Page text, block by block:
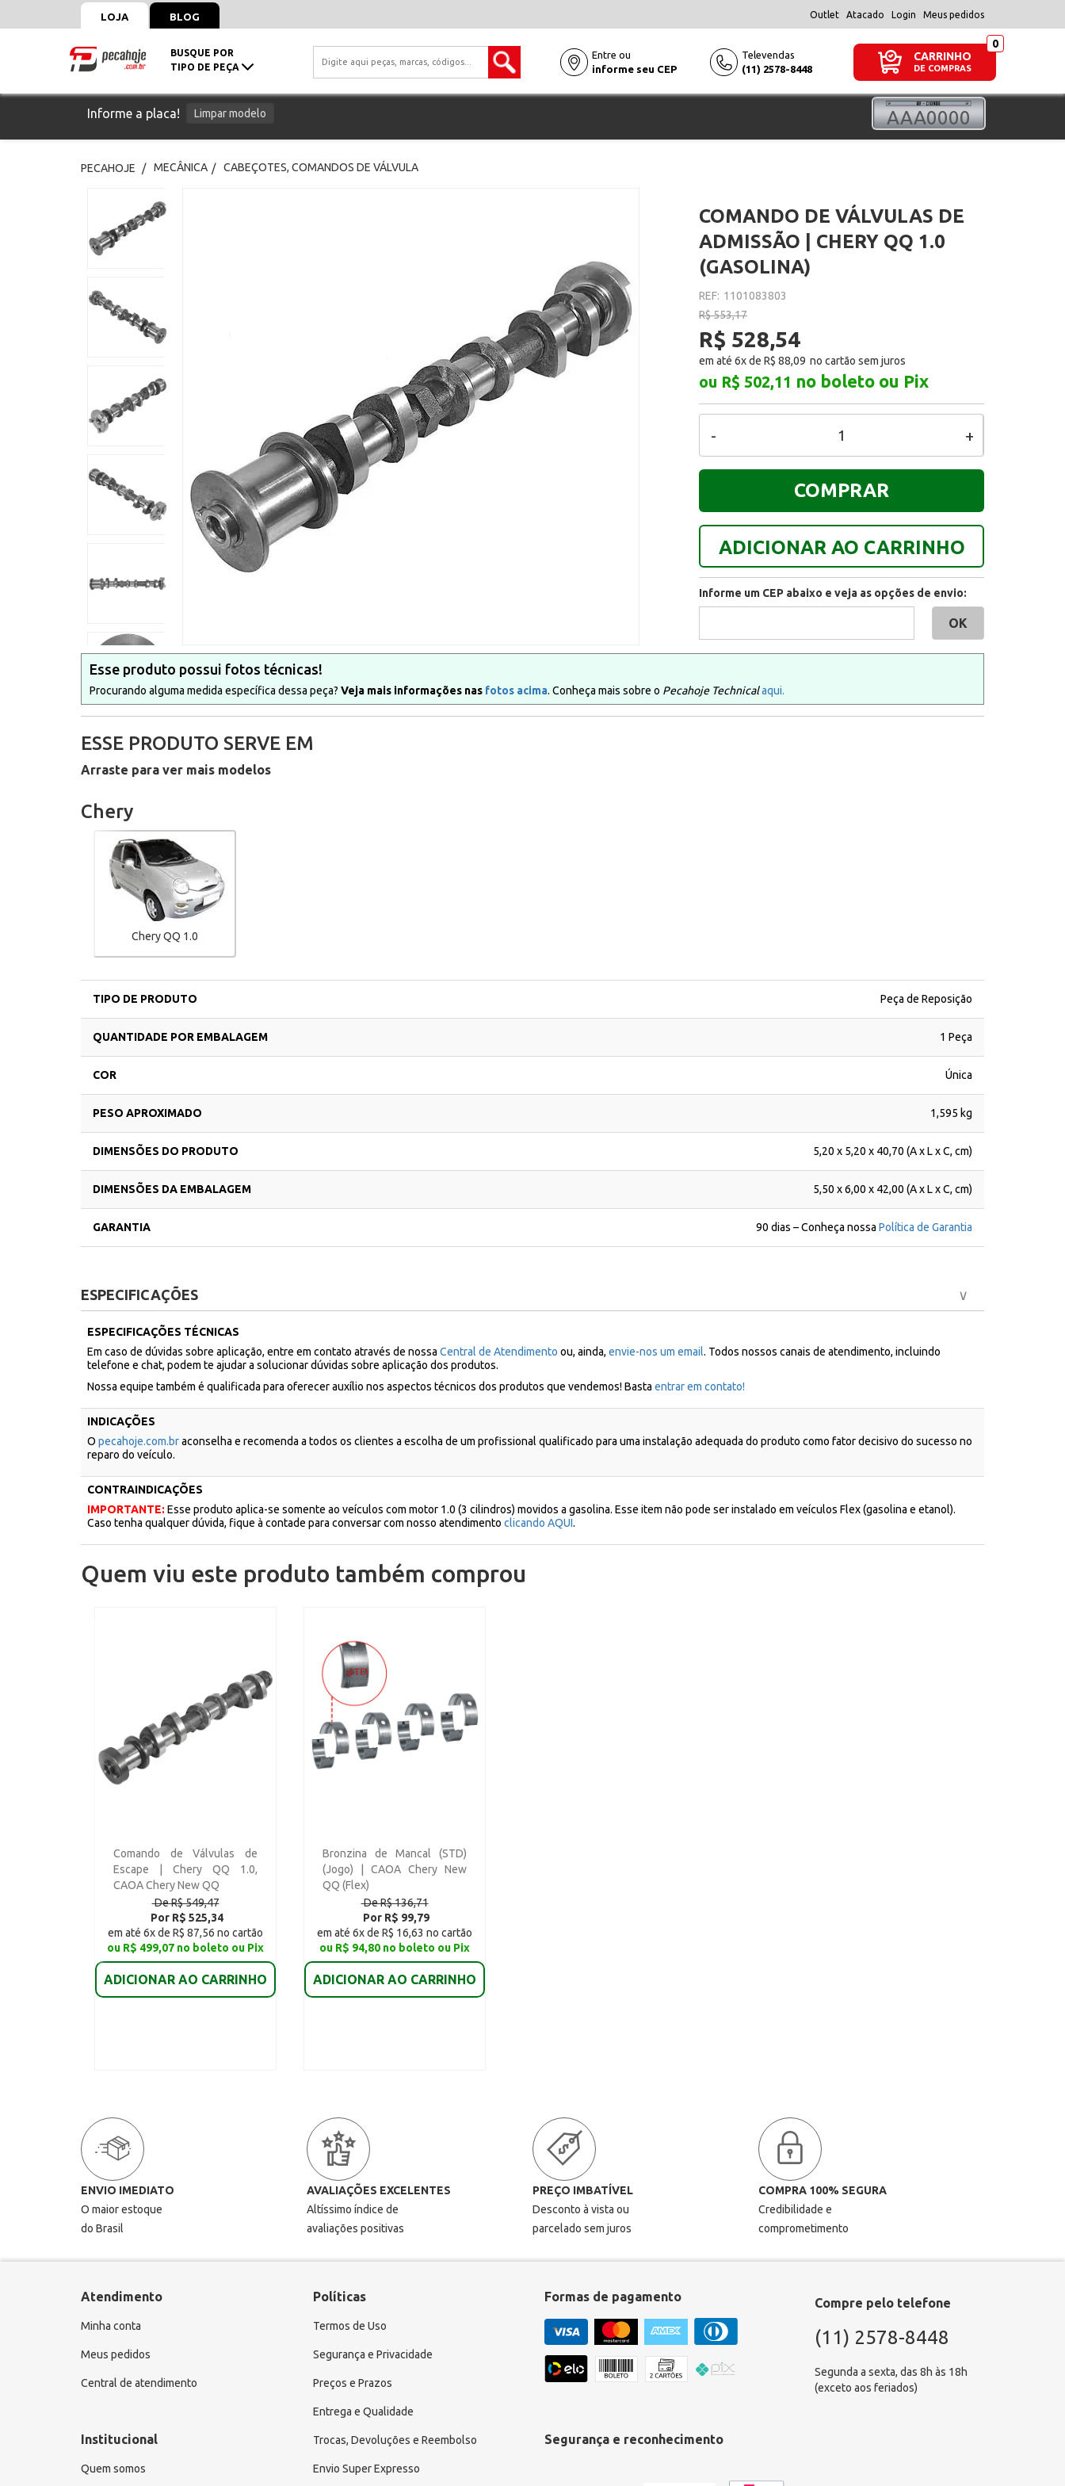
LOJA BLOG Outlet Atacado Login Meus pedidos
BUSQUE POR
TIPO DE PEÇA
Entre ou
informe seu CEP
Televendas
(11) 2578-8448
CARRINHO
DE COMPRAS
Informe a placa! Limpar modelo
PECAHOJE MECÂNICA CABEÇOTES, COMANDOS DE VÁLVULA
COMANDO DE VÁLVULAS DE
ADMISSÃO | CHERY QQ 1.0
(GASOLINA)
REF: 1101083803
R$ 553,17
R$ 528,54
em até 6x de R$ 88,09
ou R$ 502,11 no boleto ou Pix
+
-
ADICIONAR AO CARRINHO
COMPRAR
Informe um CEP abaixo e veja as opções de envio:
Esse produto possui fotos técnicas!
Procurando alguma medida específica dessa peça? Veja mais informações nas fotos acima. Conheça mais sobre o Pecahoje Technicalaqui.
ESSE PRODUTO SERVE EM
Arraste para ver mais modelos
Chery
Chery QQ 1.0
TIPO DE PRODUTO Peça de Reposição
QUANTIDADE POR EMBALAGEM 1 Peça
COR Única
PESO APROXIMADO 1,595 kg
DIMENSÕES DO PRODUTO 5,20 x 5,20 x 40,70 (A x L x C, cm)
DIMENSÕES DA EMBALAGEM 5,50 x 6,00 x 42,00 (A x L x C, cm)
GARANTIA 90 dias – Conheça nossa Política de Garantia
ESPECIFICAÇÕES
ESPECIFICAÇÕES TÉCNICAS
Em caso de dúvidas sobre aplicação, entre em contato através de nossa Central de Atendimento ou, ainda, envie-nos um email. Todos nossos canais de atendimento, incluindo
telefone e chat, podem te ajudar a solucionar dúvidas sobre aplicação dos produtos.
Nossa equipe também é qualificada para oferecer auxílio nos aspectos técnicos dos produtos que vendemos! Basta entrar em contato!
INDICAÇÕES
O pecahoje.com.braconselha e recomenda a todos os clientes a escolha de um profissional qualificado para uma instalação adequada do produto como fator decisivo do sucesso no
reparo do veículo.
CONTRAINDICAÇÕES
IMPORTANTE: Esse produto aplica-se somente ao veículos com motor 1.0 (3 cilindros) movidos a gasolina. Esse item não pode ser instalado em veículos Flex (gasolina e etanol).
Caso tenha qualquer dúvida, fique à contade para conversar com nosso atendimento clicando AQUI.
Quem viu este produto também comprou
Comando de Válvulas de
Escape | Chery QQ 1.0,
CAOA Chery New QQ
De R$ 549,47
Por R$ 525,34
em até 6x de R$ 87,56 no cartão
ou R$ 499,07 no boleto ou Pix
ADICIONAR AO CARRINHO
Bronzina de Mancal (STD)
(Jogo) | CAOA Chery New
QQ (Flex)
De R$ 136,71
Por R$ 99,79
em até 6x de R$ 16,63 no cartão
ou R$ 94,80 no boleto ou Pix
ADICIONAR AO CARRINHO
ENVIO IMEDIATO
O maior estoque
do Brasil
AVALIAÇÕES EXCELENTES
Altíssimo índice de
avaliações positivas
PREÇO IMBATÍVEL
Desconto à vista ou
parcelado sem juros
COMPRA 100% SEGURA
Credibilidade e
comprometimento
Atendimento
Minha conta
Meus pedidos
Central de atendimento
Institucional
Quem somos
Políticas
Termos de Uso
Segurança e Privacidade
Preços e Prazos
Entrega e Qualidade
Trocas, Devoluções e Reembolso
Envio Super Expresso
Formas de pagamento Compre pelo telefone
(11) 2578-8448
Segunda a sexta, das 8h às 18h
(exceto aos feriados)
Segurança e reconhecimento